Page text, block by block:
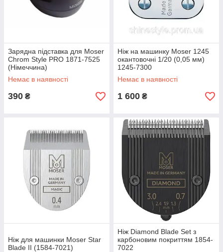
Зарядна підставка для Moser
Chrom Style PRO 1871-7525
(Німеччина)
Немає в наявності
390 ₴
Ніж на машинку Moser 1245
окантовочні 1/20 (0,05 мм)
1245-7300
Немає в наявності
1 600 ₴
Ніж для машинки Moser Star
Blade II (1584-7021)
Ніж Diamond Blade Set з
карбоновим покриттям 1854-
7022